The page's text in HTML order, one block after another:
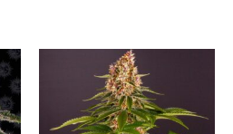
Tällä
tuotteella
on
useampi